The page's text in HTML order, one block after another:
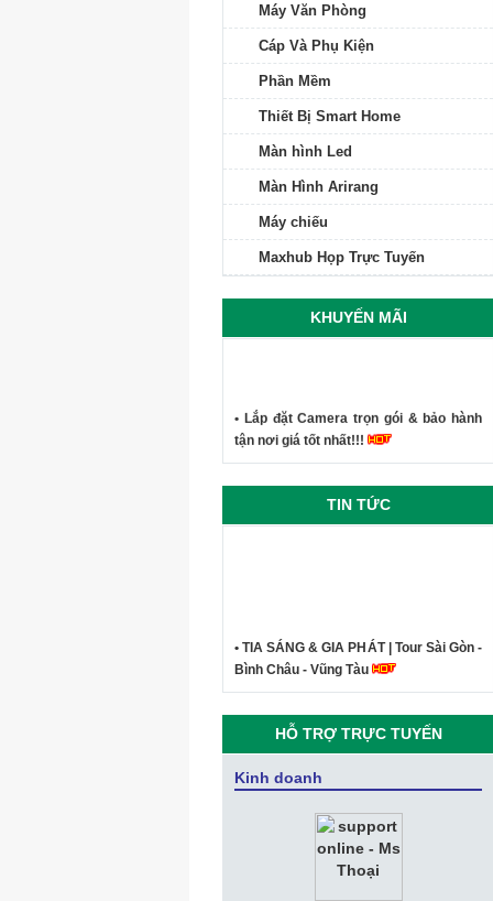
Máy Văn Phòng
Cáp Và Phụ Kiện
Phần Mềm
Thiết Bị Smart Home
Màn hình Led
Màn Hình Arirang
Máy chiếu
Maxhub Họp Trực Tuyến
KHUYẾN MÃI
• Lắp đặt Camera trọn gói & bảo hành
tận nơi giá tốt nhất!!!
TIN TỨC
• TIA SÁNG & GIA PHÁT | Tour Sài Gòn -
Bình Châu - Vũng Tàu
• Công ty Tia Sáng - Kỷ niệm du lịch
Phan Thiết Mũi Né 2019
• CEO Vingroup: “Sau smartphone,
Vsmart sẽ sản xuất SmartHome,
SmartTV, điều hòa, tủ lạnh thông minh”
• VNPT hỗ trợ Cổng thông tin giúp Hà
Nam, Phú Yên phát triển du lịch thông
HỖ TRỢ TRỰC TUYẾN
Kinh doanh